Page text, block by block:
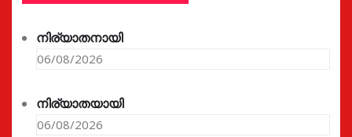
നിര്യാതനായി
06/08/2026
നിര്യാതയായി
06/08/2026